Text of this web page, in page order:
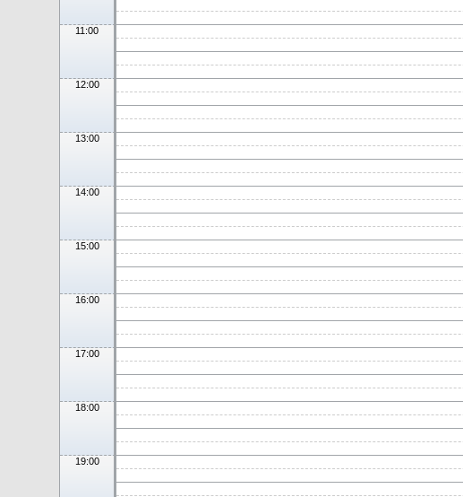
11:00
12:00
13:00
14:00
15:00
16:00
17:00
18:00
19:00